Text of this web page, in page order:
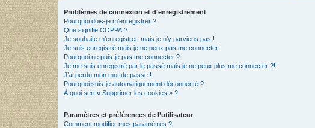
Problèmes de connexion et d’enregistrement
Pourquoi dois-je m’enregistrer ?
Que signifie COPPA ?
Je souhaite m’enregistrer, mais je n’y parviens pas !
Je suis enregistré mais je ne peux pas me connecter !
Pourquoi ne puis-je pas me connecter ?
Je me suis enregistré par le passé mais je ne peux plus me connecter ?!
J’ai perdu mon mot de passe !
Pourquoi suis-je automatiquement déconnecté ?
À quoi sert « Supprimer les cookies » ?
Paramètres et préférences de l’utilisateur
Comment modifier mes paramètres ?